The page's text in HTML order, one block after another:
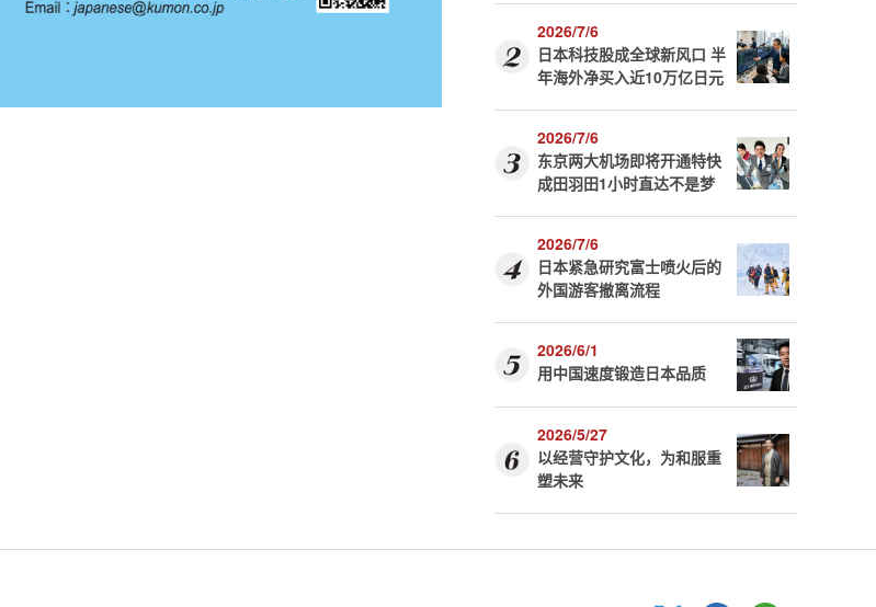
2026/7/6
日本科技股成全球新风口 半
年海外净买入近10万亿日元
2026/7/6
东京两大机场即将开通特快
成田羽田1小时直达不是梦
2026/7/6
日本紧急研究富士喷火后的
外国游客撤离流程
2026/6/1
用中国速度锻造日本品质
2026/5/27
以经营守护文化，为和服重
塑未来